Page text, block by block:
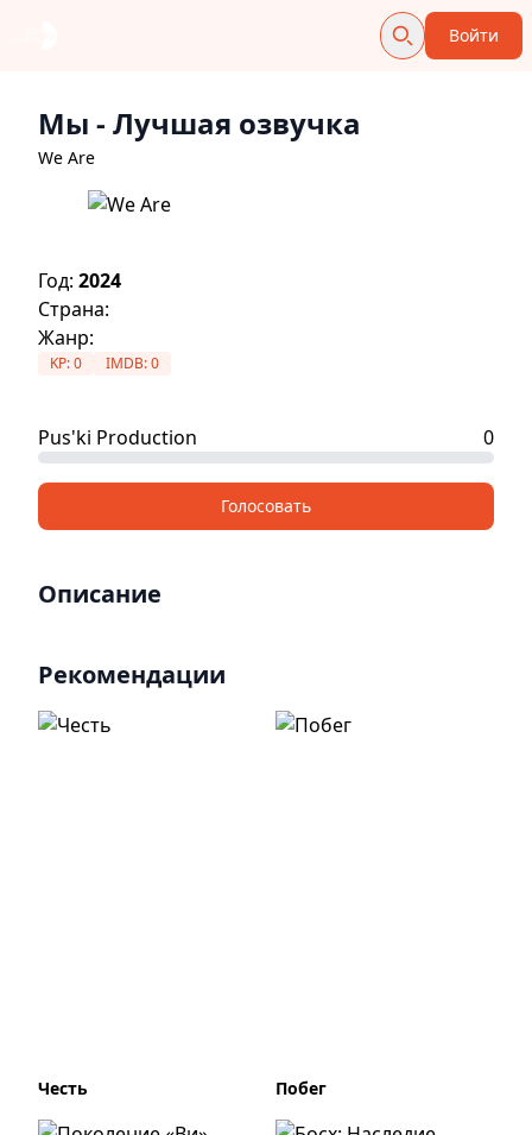
Войти
Мы - Лучшая озвучка
We Are
Год: 2024
Страна:
Жанр:
KP:0 IMDB:0
Pus'ki Production 0
Голосовать
Описание
Рекомендации
Честь Побег